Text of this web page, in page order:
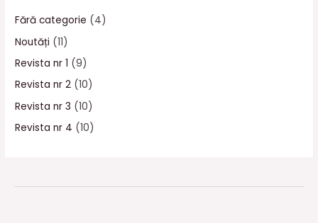
Fără categorie (4)
Noutăți (11)
Revista nr 1 (9)
Revista nr 2 (10)
Revista nr 3 (10)
Revista nr 4 (10)